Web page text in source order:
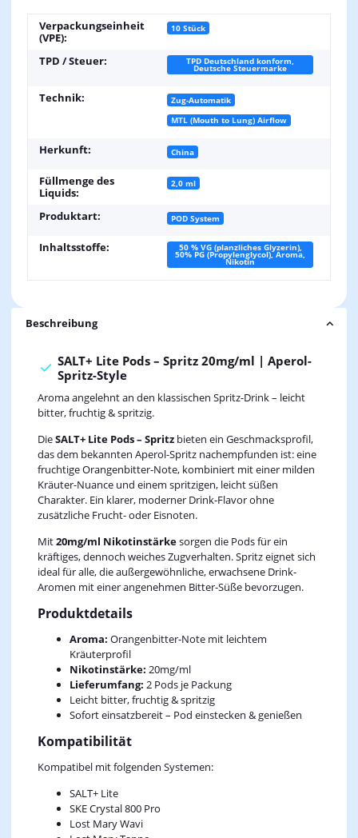
Verpackungseinheit
(VPE):
10 Stück
TPD / Steuer: TPD Deutschland konform,
Deutsche Steuermarke
Technik:
Zug-Automatik
MTL (Mouth to Lung) Airflow
Herkunft: China
Füllmenge des
Liquids:
2,0 ml
Produktart: POD System
Inhaltsstoffe: 50 % VG (planzliches Glyzerin),
50% PG (Propylenglycol), Aroma,
Nikotin
Beschreibung
SALT+ Lite Pods – Spritz 20mg/ml | Aperol-
Spritz-Style
Aroma angelehnt an den klassischen Spritz-Drink – leicht
bitter, fruchtig & spritzig.
DieSALT+ Lite Pods – Spritzbieten ein Geschmacksprofil,
das dem bekannten Aperol-Spritz nachempfunden ist: eine
fruchtige Orangenbitter-Note, kombiniert mit einer milden
Kräuter-Nuance und einem spritzigen, leicht süßen
Charakter. Ein klarer, moderner Drink-Flavor ohne
zusätzliche Frucht- oder Eisnoten.
Mit20mg/ml Nikotinstärkesorgen die Pods für ein
kräftiges, dennoch weiches Zugverhalten. Spritz eignet sich
ideal für alle, die außergewöhnliche, erwachsene Drink-
Aromen mit einer angenehmen Bitter-Süße bevorzugen.
Produktdetails
Aroma: Orangenbitter-Note mit leichtem
Kräuterprofil
Nikotinstärke: 20mg/ml
Lieferumfang: 2 Pods je Packung
Leicht bitter, fruchtig & spritzig
Sofort einsatzbereit – Pod einstecken & genießen
Kompatibilität
Kompatibel mit folgenden Systemen:
SALT+ Lite
SKE Crystal 800 Pro
Lost Mary Wavi